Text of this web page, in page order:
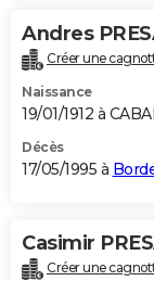
Andres
Créer une
Naissance
19/01/1912 à
Décès
17/05/1995 à
Casimir
Créer une